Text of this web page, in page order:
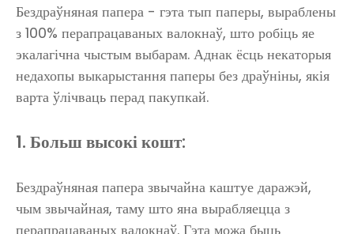
Бездраўняная папера - гэта тып паперы, выраблены
з 100% перапрацаваных валокнаў, што робіць яе
экалагічна чыстым выбарам. Аднак ёсць некаторыя
недахопы выкарыстання паперы без драўніны, якія
варта ўлічваць перад пакупкай.
1. Больш высокі кошт:
Бездраўняная папера звычайна каштуе даражэй,
чым звычайная, таму што яна вырабляецца з
перапрацаваных валокнаў. Гэта можа быць